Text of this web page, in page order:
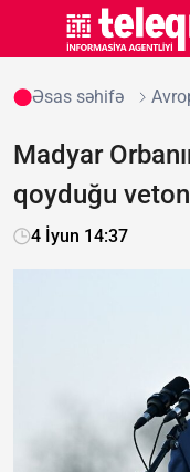
Əsas səhifə
Madyar
qoyduğu
4 İyun 14:37